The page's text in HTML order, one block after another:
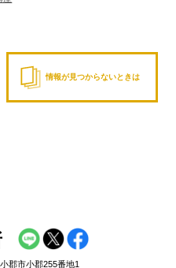
情報が見つからないときは
郡市小郡255番地1